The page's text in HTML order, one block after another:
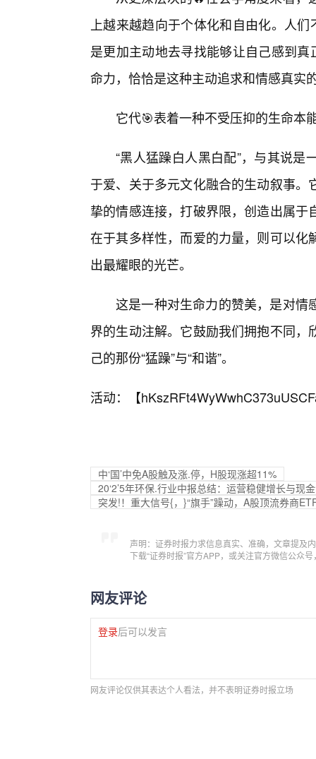
上越来越趋向于个体化和自由化。人
是更加主动地去寻找能够让自己感到
命力，恰恰是这种主动追求和情感真实
它代🎯表着一种不受压抑的生命本
“黑人猛躁白人黑白配”，与其说
于爱、关于多元文化融合的生动叙事
挚的情感连接，打破界限，创造出属
在于其多样性，而爱的力量，则可以
出最耀眼的光芒。
这是一种对生命力的赞美，是对情
界的生动注解。它鼓励我们拥抱不同
己的那份“猛躁”与“和谐”。
活动：【
中‘国’中免A股触及涨.停，H股现涨超11%
20‘2’5年环保.行业中报总结：运营稳健增长与现
突发!！重大信号{，}“旗手”躁动，A股顶流券商
声明：证券时报力求信息真实、准确，文章提及
下载“证券时报”官方APP，或关注官方微信公众
网友评论
登录后可以发言
网友评论仅供其表达个人看法，并不表明证券时报立场